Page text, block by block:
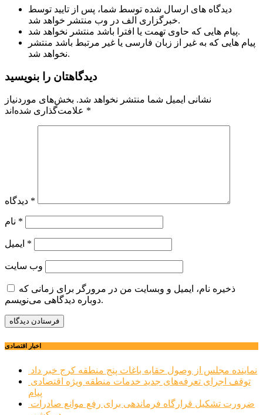
دیدگاه های ارسال شده توسط شما، پس از تایید توسط
خبرگزاری الف در وب منتشر خواهد شد.
پیام هایی که حاوی تهمت یا افترا باشد منتشر نخواهد شد.
پیام هایی که به غیر از زبان فارسی یا غیر مرتبط باشد منتشر
نخواهد شد.
دیدگاهتان را بنویسید
نشانی ایمیل شما منتشر نخواهد شد. بخش‌های موردنیاز
*
*
*
*
وب‌ سایت
ذخیره نام، ایمیل و وبسایت من در مرورگر برای زمانی که
دوباره دیدگاهی می‌نویسم.
اخبار اقتصادی
نماینده مجلس از وصول حقابه باغات پنج منطقه کرج خبر داد
پیام